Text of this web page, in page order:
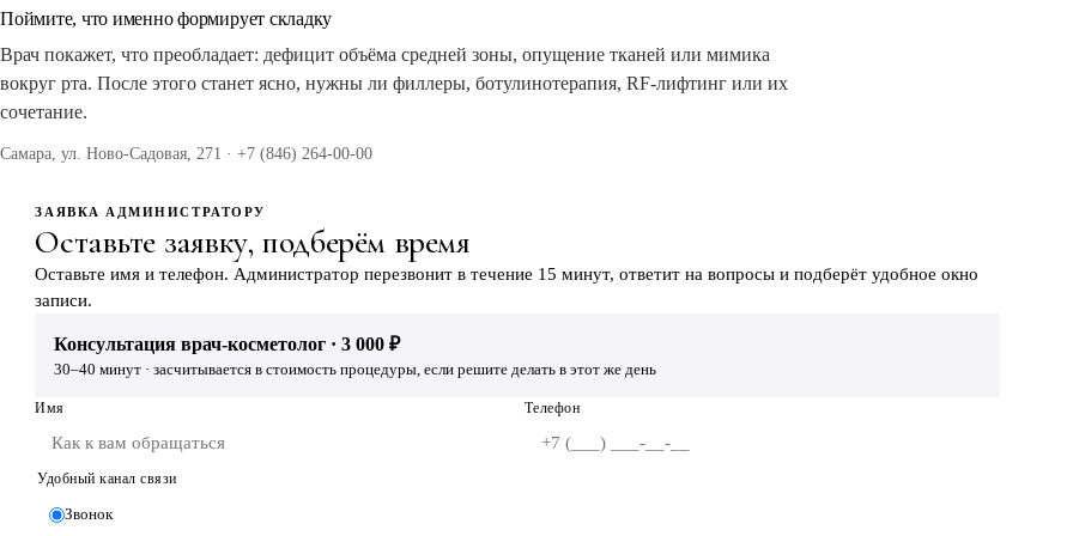
Поймите, что именно формирует складку
Врач покажет, что преобладает: дефицит объёма средней зоны, опущение тканей или мимика
вокруг рта. После этого станет ясно, нужны ли филлеры, ботулинотерапия, RF-лифтинг или их
сочетание.
Самара, ул. Ново-Садовая, 271 · +7 (846) 264-00-00
ЗАЯВКА АДМИНИСТРАТОРУ
Оставьте заявку, подберём время
Оставьте имя и телефон. Администратор перезвонит в течение 15 минут, ответит на вопросы и подберёт удобное окно
записи.
Консультация врач-косметолог · 3 000 ₽
30–40 минут · засчитывается в стоимость процедуры, если решите делать в этот же день
Имя Телефон
Удобный канал связи
Звонок